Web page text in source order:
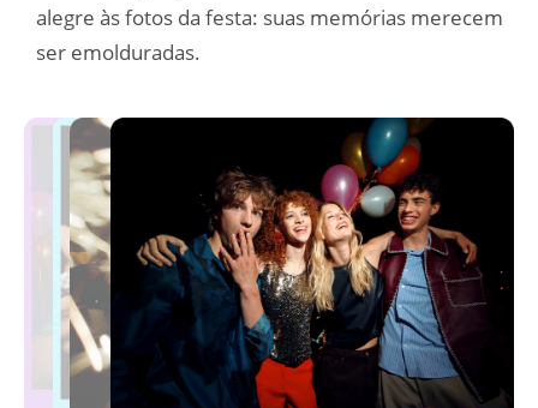
alegre às fotos da festa: suas memórias merecem
ser emolduradas.